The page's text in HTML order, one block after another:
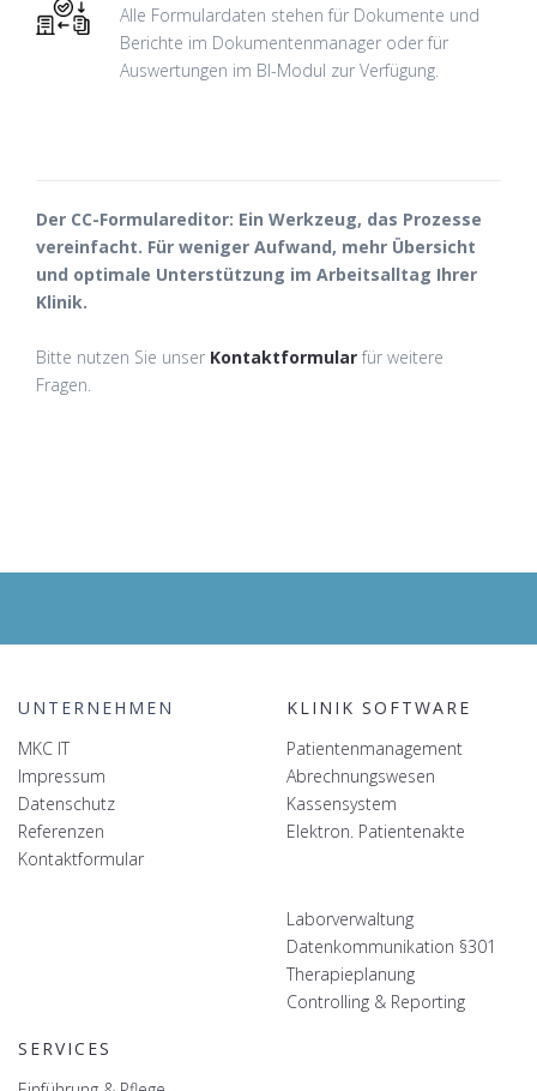
Alle Formulardaten stehen für Dokumente und
Berichte im Dokumentenmanager oder für
Auswertungen im BI-Modul zur Verfügung.
Der CC-Formulareditor: Ein Werkzeug, das Prozesse
vereinfacht. Für weniger Aufwand, mehr Übersicht
und optimale Unterstützung im Arbeitsalltag Ihrer
Klinik.
Bitte nutzen Sie unser Kontaktformular für weitere
Fragen.
UNTERNEHMEN
MKC IT
Impressum
Datenschutz
Referenzen
Kontaktformular
KLINIK SOFTWARE
Patientenmanagement
Abrechnungswesen
Kassensystem
Elektron. Patientenakte
Laborverwaltung
Datenkommunikation §301
Therapieplanung
Controlling & Reporting
SERVICES